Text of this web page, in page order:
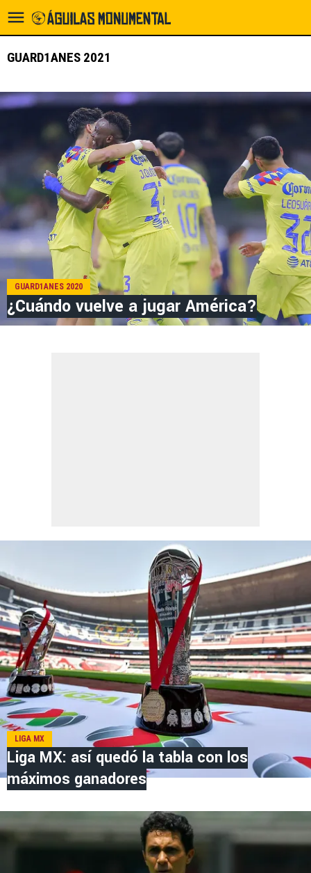
GUARD1ANES 2021
GUARD1ANES 2020
¿Cuándo vuelve a jugar América?
LIGA MX
Liga MX: así quedó la tabla con los
máximos ganadores